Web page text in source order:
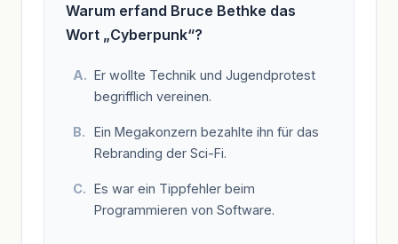
Warum erfand Bruce Bethke das
Wort „Cyberpunk“?
Er wollte Technik und Jugendprotest
begrifflich vereinen.
Ein Megakonzern bezahlte ihn für das
Rebranding der Sci-Fi.
Es war ein Tippfehler beim
Programmieren von Software.